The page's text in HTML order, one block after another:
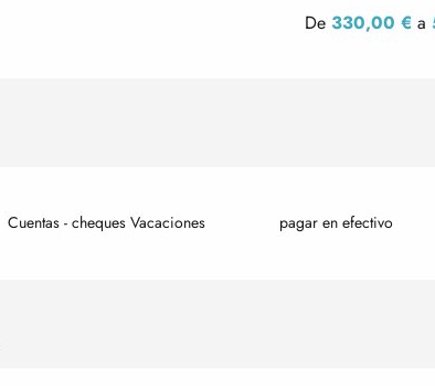
De 330,00 € a
Cuentas - cheques Vacaciones pagar en efectivo